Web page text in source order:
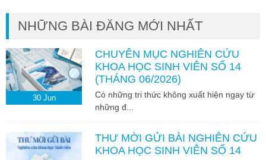
NHỮNG BÀI ĐĂNG MỚI NHẤT
30 Jun
CHUYÊN MỤC NGHIÊN CỨU
KHOA HỌC SINH VIÊN SỐ 14
(THÁNG 06/2026)
Có những tri thức không xuất hiện ngay từ
những đ...
THƯ MỜI GỬI BÀI NGHIÊN CỨU
KHOA HỌC SINH VIÊN SỐ 14